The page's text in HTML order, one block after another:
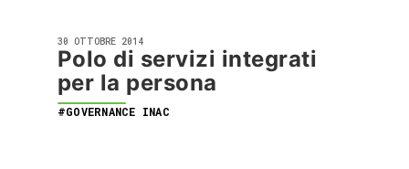
30 OTTOBRE 2014
Polo di servizi integrati
per la persona
#GOVERNANCE INAC